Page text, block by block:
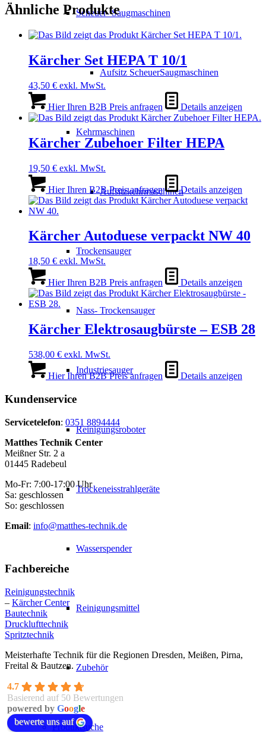
Scheuer- Saugmaschinen
Aufsitz ScheuerSaugmaschinen
Kehrmaschinen
Aufsitzkehrmaschinen
Trockensauger
Nass- Trockensauger
Industriesauger
Reinigungsroboter
Trockeneisstrahlgeräte
Wasserspender
Reinigungsmittel
Zubehör
Produktsuche
Ähnliche Produkte
Kärcher Set HEPA T 10/1
43,50 € exkl. MwSt.
Hier Ihren B2B Preis anfragen Details anzeigen
Kärcher Zubehoer Filter HEPA
19,50 € exkl. MwSt.
Hier Ihren B2B Preis anfragen Details anzeigen
Kärcher Autoduese verpackt NW 40
18,50 € exkl. MwSt.
Hier Ihren B2B Preis anfragen Details anzeigen
Kärcher Elektrosaugbürste – ESB 28
538,00 € exkl. MwSt.
Hier Ihren B2B Preis anfragen Details anzeigen
Kundenservice
Servicetelefon: 0351 8894444
Matthes Technik Center
Meißner Str. 2 a
01445 Radebeul
Mo-Fr: 7:00-17:00 Uhr
Sa: geschlossen
So: geschlossen
Email: info@matthes-technik.de
Fachbereiche
Reinigungstechnik
– Kärcher Center
Bautechnik
Drucklufttechnik
Spritztechnik
Meisterhafte Technik für die Regionen Dresden, Meißen, Pirna,
Freital & Bautzen.
4.7
Basierend auf 50 Bewertungen
powered by Google
bewerte uns auf